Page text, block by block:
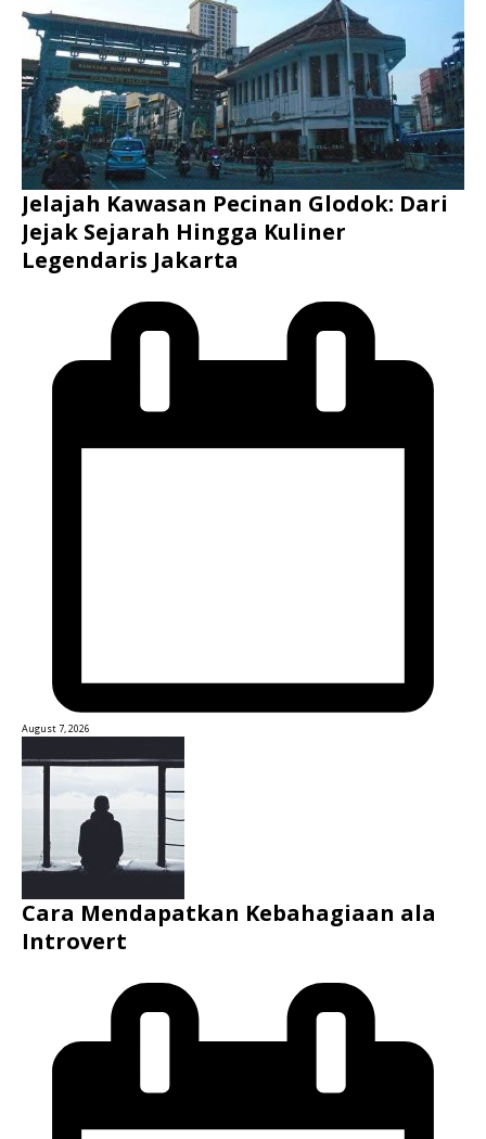
Jelajah Kawasan Pecinan Glodok: Dari
Jejak Sejarah Hingga Kuliner
Legendaris Jakarta
August 7, 2026
Cara Mendapatkan Kebahagiaan ala
Introvert